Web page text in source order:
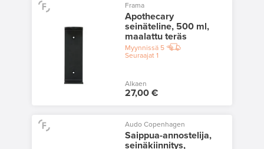
Frama
Apothecary
seinäteline, 500 ml,
maalattu teräs
Myynnissä5
Seuraajat1
Alkaen
27,00 €
Audo Copenhagen
Saippua-annostelija,
seinäkiinnitys,